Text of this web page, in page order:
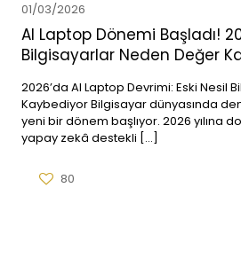
01/03/2026
AI Laptop Dönemi Başladı!
Bilgisayarlar Neden Değer
2026’da AI Laptop Devrimi: Eski Nesil
Kaybediyor Bilgisayar dünyasında
yeni bir dönem başlıyor. 2026 yılına
yapay zekâ destekli […]
80